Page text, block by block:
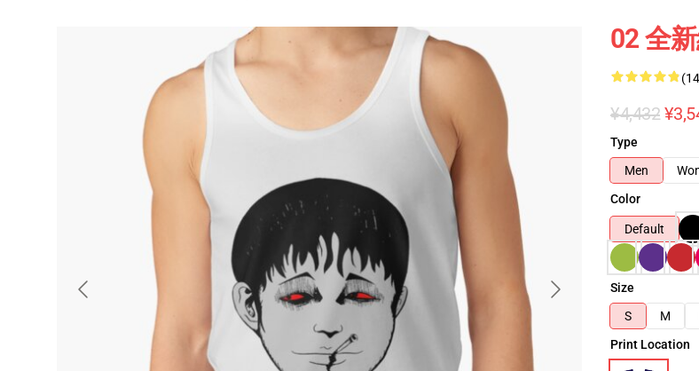
02 全
¥4,432
Type
Men
Color
Default
Size
S
M
Print Location